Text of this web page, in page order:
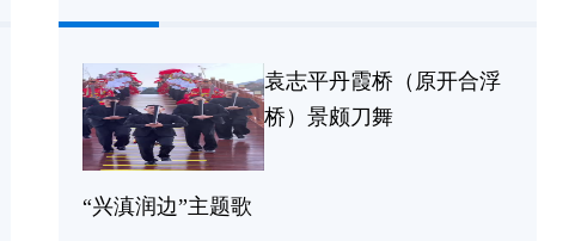
袁志平丹霞桥（原开合浮
桥）景颇刀舞
“兴滇润边”主题歌